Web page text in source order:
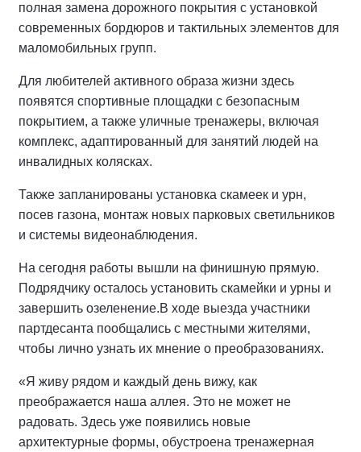
полная замена дорожного покрытия с установкой
современных бордюров и тактильных элементов для
маломобильных групп.
Для любителей активного образа жизни здесь
появятся спортивные площадки с безопасным
покрытием, а также уличные тренажеры, включая
комплекс, адаптированный для занятий людей на
инвалидных колясках.
Также запланированы установка скамеек и урн,
посев газона, монтаж новых парковых светильников
и системы видеонаблюдения.
На сегодня работы вышли на финишную прямую.
Подрядчику осталось установить скамейки и урны и
завершить озеленение.В ходе выезда участники
партдесанта пообщались с местными жителями,
чтобы лично узнать их мнение о преобразованиях.
«Я живу рядом и каждый день вижу, как
преображается наша аллея. Это не может не
радовать. Здесь уже появились новые
архитектурные формы, обустроена тренажерная